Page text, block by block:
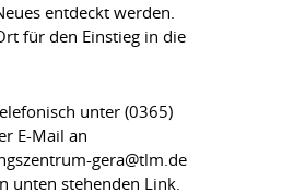
entdeckt werden.
für den Einstieg in die
unter (0365)
E-Mail an
gera@tlm.de
unten stehenden Link.